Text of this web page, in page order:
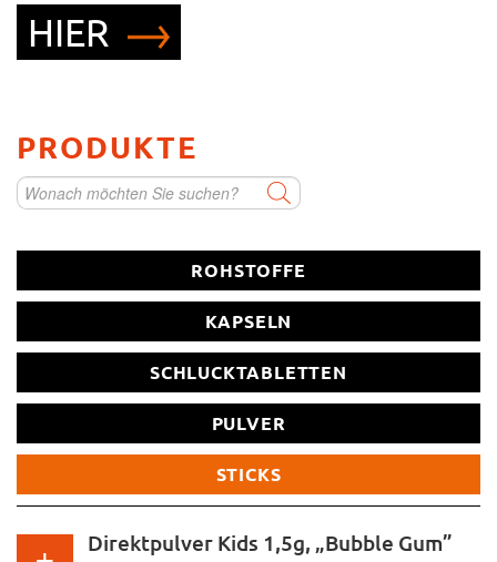
HIER
Vitamin/Mineralstoffmischung
Direktpulver und/oder Getränkepulver in Sticks
sonstiges
Hier können Sie Ihre individuelle Anfrage beschreiben.
PRODUKTE
ROHSTOFFE
KAPSELN
SCHLUCKTABLETTEN
PULVER
STICKS
Direktpulver Kids 1,5g, „Bubble Gum”